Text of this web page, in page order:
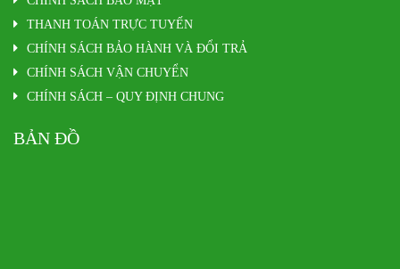
THANH TOÁN TRỰC TUYẾN
CHÍNH SÁCH BẢO HÀNH VÀ ĐỔI TRẢ
CHÍNH SÁCH VẬN CHUYỂN
CHÍNH SÁCH – QUY ĐỊNH CHUNG
BẢN ĐỒ